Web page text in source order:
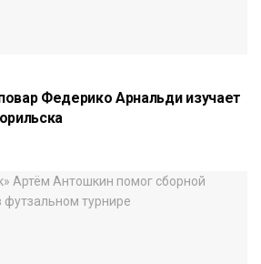
Федерико Арнальди изучает